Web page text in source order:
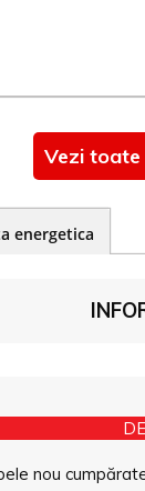
Vezi
energetica
nou